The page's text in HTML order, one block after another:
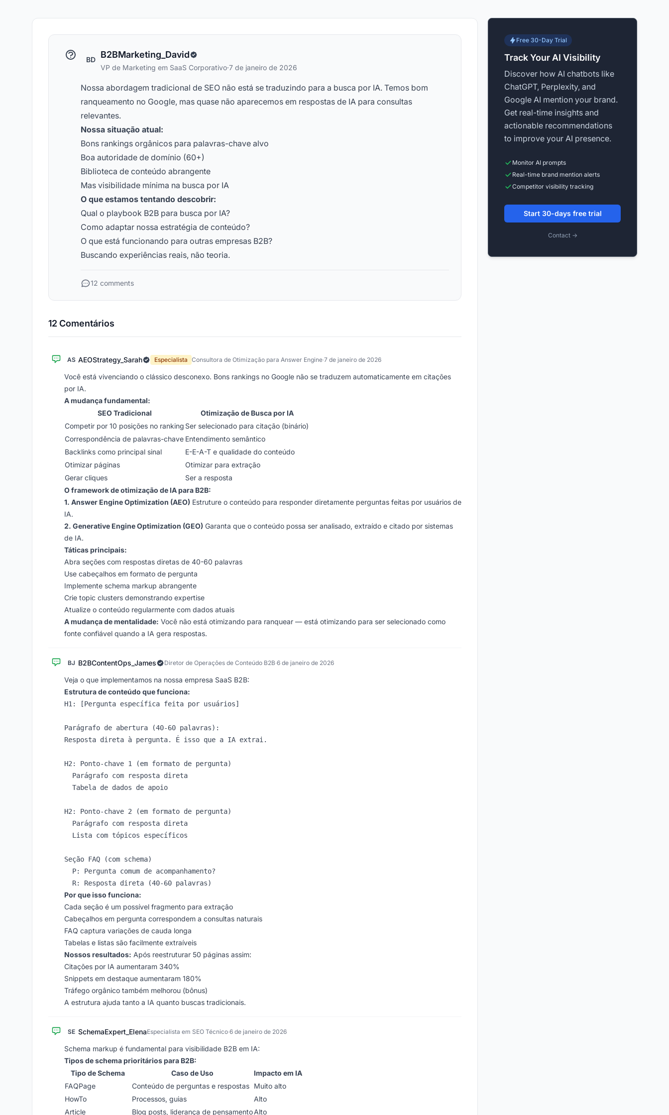
BD B2BMarketing_David
VP de Marketing em SaaS Corporativo·7 de janeiro de 2026
Nossa abordagem tradicional de SEO não está se traduzindo para a busca por IA. Temos bom
ranqueamento no Google, mas quase não aparecemos em respostas de IA para consultas
relevantes.
Nossa situação atual:
Bons rankings orgânicos para palavras-chave alvo
Boa autoridade de domínio (60+)
Biblioteca de conteúdo abrangente
Mas visibilidade mínima na busca por IA
O que estamos tentando descobrir:
Qual o playbook B2B para busca por IA?
Como adaptar nossa estratégia de conteúdo?
O que está funcionando para outras empresas B2B?
Buscando experiências reais, não teoria.
12 comments
12 Comentários
AS AEOStrategy_Sarah Especialista Consultora de Otimização para Answer Engine·7 de janeiro de 2026
Você está vivenciando o clássico desconexo. Bons rankings no Google não se traduzem automaticamente em citações
por IA.
A mudança fundamental:
SEO Tradicional
Otimização de Busca por IA
Competir por 10 posições no ranking Ser selecionado para citação (binário)
Correspondência de palavras-chave Entendimento semântico
Backlinks como principal sinal
E-E-A-T e qualidade do conteúdo
Otimizar páginas
Otimizar para extração
Gerar cliques
Ser a resposta
O framework de otimização de IA para B2B:
1. Answer Engine Optimization (AEO) Estruture o conteúdo para responder diretamente perguntas feitas por usuários de
IA.
2. Generative Engine Optimization (GEO) Garanta que o conteúdo possa ser analisado, extraído e citado por sistemas
de IA.
Táticas principais:
Abra seções com respostas diretas de 40-60 palavras
Use cabeçalhos em formato de pergunta
Implemente schema markup abrangente
Crie topic clusters demonstrando expertise
Atualize o conteúdo regularmente com dados atuais
A mudança de mentalidade: Você não está otimizando para ranquear — está otimizando para ser selecionado como
fonte confiável quando a IA gera respostas.
BJ B2BContentOps_James Diretor de Operações de Conteúdo B2B·6 de janeiro de 2026
Veja o que implementamos na nossa empresa SaaS B2B:
Estrutura de conteúdo que funciona:
H1: [Pergunta específica feita por usuários]
Parágrafo de abertura (40-60 palavras):
Resposta direta à pergunta. É isso que a IA extrai.
H2: Ponto-chave 1 (em formato de pergunta)
  Parágrafo com resposta direta
  Tabela de dados de apoio
H2: Ponto-chave 2 (em formato de pergunta)
  Parágrafo com resposta direta
  Lista com tópicos específicos
Seção FAQ (com schema)
  P: Pergunta comum de acompanhamento?
Por que isso funciona:
Cada seção é um possível fragmento para extração
Cabeçalhos em pergunta correspondem a consultas naturais
FAQ captura variações de cauda longa
Tabelas e listas são facilmente extraíveis
Nossos resultados: Após reestruturar 50 páginas assim:
Citações por IA aumentaram 340%
Snippets em destaque aumentaram 180%
Tráfego orgânico também melhorou (bônus)
A estrutura ajuda tanto a IA quanto buscas tradicionais.
SE SchemaExpert_ElenaEspecialista em SEO Técnico·6 de janeiro de 2026
Schema markup é fundamental para visibilidade B2B em IA:
Tipos de schema prioritários para B2B:
Tipo de Schema
Caso de Uso
Impacto em IA
FAQPage
Conteúdo de perguntas e respostas Muito alto
HowTo
Processos, guias
Alto
Article
Blog posts, liderança de pensamentoAlto
Free 30-Day Trial
Track Your AI Visibility
Discover how AI chatbots like
ChatGPT, Perplexity, and
Google AI mention your brand.
Get real-time insights and
actionable recommendations
to improve your AI presence.
Monitor AI prompts
Real-time brand mention alerts
Competitor visibility tracking
Start 30-days free trial
Contact →